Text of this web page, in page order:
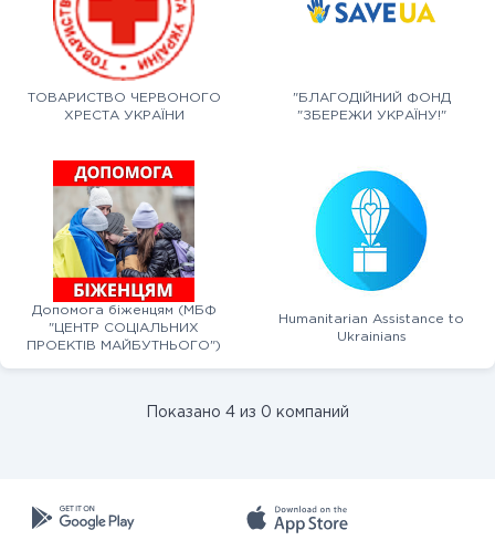
ТОВАРИСТВО ЧЕРВОНОГО
ХРЕСТА УКРАЇНИ
"БЛАГОДІЙНИЙ ФОНД
"ЗБЕРЕЖИ УКРАЇНУ!"
Допомога біженцям (МБФ
"ЦЕНТР СОЦІАЛЬНИХ
ПРОЕКТІВ МАЙБУТНЬОГО")
Humanitarian Assistance to
Ukrainians
Показано 4 из 0 компаний